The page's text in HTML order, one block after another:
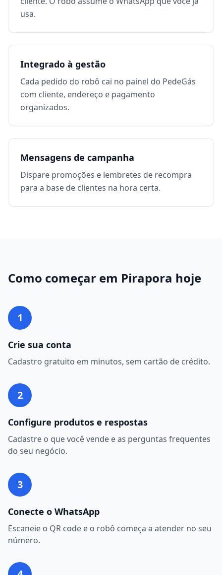
usa.
Integrado à gestão
Cada pedido do robô cai no painel do PedeGás
com cliente, endereço e pagamento
organizados.
Mensagens de campanha
Dispare promoções e lembretes de recompra
para a base de clientes na hora certa.
Como começar em Pirapora hoje
1
Crie sua conta
Cadastro gratuito em minutos, sem cartão de crédito.
2
Configure produtos e respostas
Cadastre o que você vende e as perguntas frequentes
do seu negócio.
3
Conecte o WhatsApp
Escaneie o QR code e o robô começa a atender no seu
número.